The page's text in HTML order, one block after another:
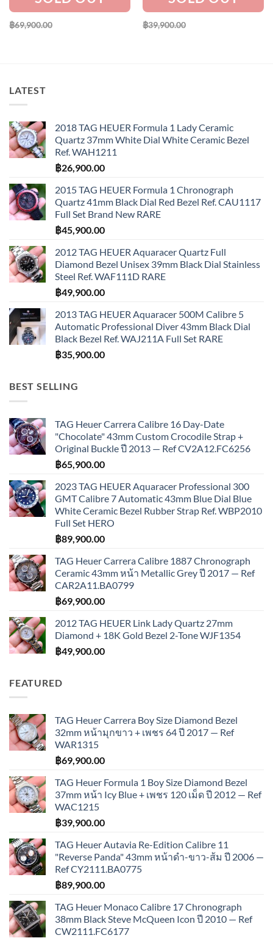
฿69,900.00 ฿39,900.00
LATEST
2018 TAG HEUER Formula 1 Lady Ceramic
Quartz 37mm White Dial White Ceramic Bezel
Ref. WAH1211
฿26,900.00
2015 TAG HEUER Formula 1 Chronograph
Quartz 41mm Black Dial Red Bezel Ref. CAU1117
Full Set Brand New RARE
฿45,900.00
2012 TAG HEUER Aquaracer Quartz Full
Diamond Bezel Unisex 39mm Black Dial Stainless
Steel Ref. WAF111D RARE
฿49,900.00
2013 TAG HEUER Aquaracer 500M Calibre 5
Automatic Professional Diver 43mm Black Dial
Black Bezel Ref. WAJ211A Full Set RARE
฿35,900.00
BEST SELLING
TAG Heuer Carrera Calibre 16 Day-Date
"Chocolate" 43mm Custom Crocodile Strap +
Original Buckle ปี 2013 — Ref CV2A12.FC6256
฿65,900.00
2023 TAG HEUER Aquaracer Professional 300
GMT Calibre 7 Automatic 43mm Blue Dial Blue
White Ceramic Bezel Rubber Strap Ref. WBP2010
Full Set HERO
฿89,900.00
TAG Heuer Carrera Calibre 1887 Chronograph
Ceramic 43mm หน้า Metallic Grey ปี 2017 — Ref
CAR2A11.BA0799
฿69,900.00
2012 TAG HEUER Link Lady Quartz 27mm
Diamond + 18K Gold Bezel 2-Tone WJF1354
฿49,900.00
FEATURED
TAG Heuer Carrera Boy Size Diamond Bezel
32mm หน้ามุกขาว + เพชร 64 ปี 2017 — Ref
WAR1315
฿69,900.00
TAG Heuer Formula 1 Boy Size Diamond Bezel
37mm หน้า Icy Blue + เพชร 120 เม็ด ปี 2012 — Ref
WAC1215
฿39,900.00
TAG Heuer Autavia Re-Edition Calibre 11
"Reverse Panda" 43mm หน้าดำ-ขาว-ส้ม ปี 2006 —
Ref CY2111.BA0775
฿89,900.00
TAG Heuer Monaco Calibre 17 Chronograph
38mm Black Steve McQueen Icon ปี 2010 — Ref
CW2111.FC6177